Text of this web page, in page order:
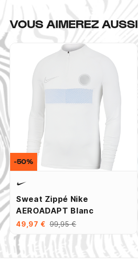
VOUS AIMEREZ AUSSI
Sweat Zippé Nike
AEROADAPT Blanc
49,97 € 99,95 €
-50%